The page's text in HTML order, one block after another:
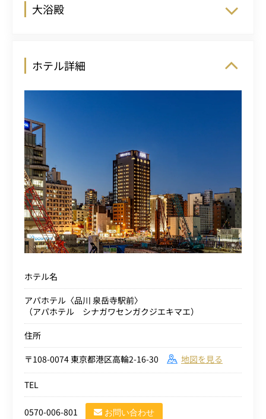
大浴殿
ホテル詳細
ホテル名
アパホテル〈品川 泉岳寺駅前〉
（アパホテル シナガワセンガクジエキマエ）
住所
〒108-0074 東京都港区高輪2-16-30
地図を見る
TEL
0570-006-801 お問い合わせ